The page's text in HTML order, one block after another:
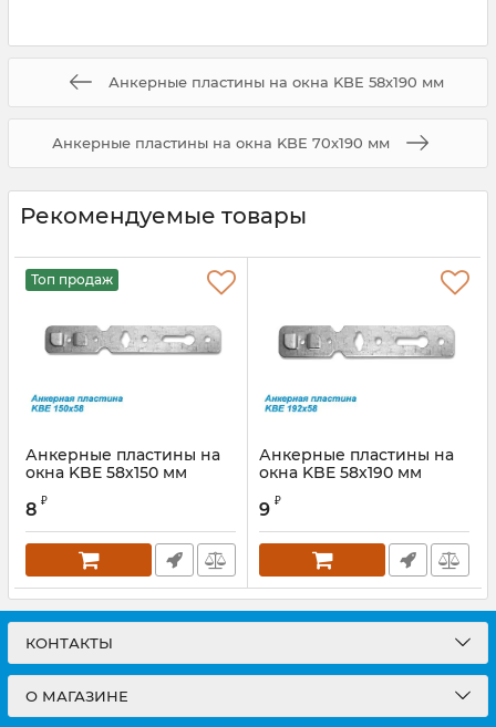
Анкерные пластины на окна KBE 58х190 мм
Анкерные пластины на окна KBE 70х190 мм
Рекомендуемые товары
Топ продаж
Анкерные пластины на
окна KBE 58х150 мм
8 ₽
Анкерные пластины на
окна KBE 58х190 мм
9 ₽
КОНТАКТЫ
О МАГАЗИНЕ